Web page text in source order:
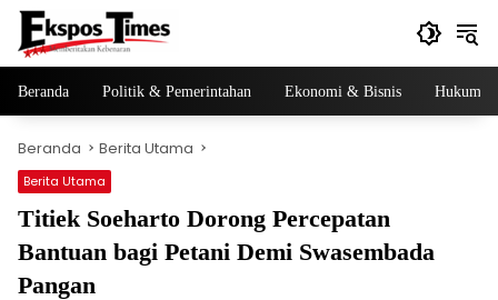
Langsung
konten
Beranda Politik & Pemerintahan Ekonomi & Bisnis Hukum
Beranda Berita Utama
Berita Utama
Titiek Soeharto Dorong Percepatan
Bantuan bagi Petani Demi Swasembada
Pangan